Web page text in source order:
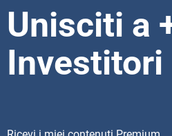
Unisciti a
Investitori